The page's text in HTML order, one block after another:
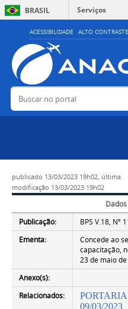
ACESSIBILIDADE ALTO CONTRASTE
BRASIL
Serviços
Buscar no portal
publicado 13/03/2023 19h02, última
modificação 13/03/2023 19h02
Publicação:
BPS V.18, Nº
Ementa:
Concede ao
capacitação,
23 de maio
Anexo(s):
Relacionados:
PORTARIA
09/03/2023